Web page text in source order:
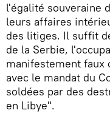
l'égalité souveraine
leurs affaires
des litiges. Il suffit
de la Serbie,
manifestement faux
avec le mandat du
soldées par des
en Libye".